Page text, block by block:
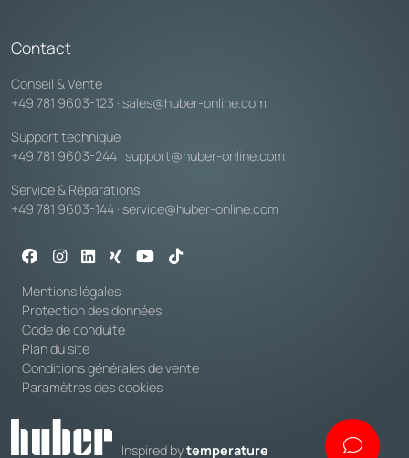
Contact
Conseil & Vente
+49 781 9603-123 · sales@huber-online.com
Support technique
+49 781 9603-244 · support@huber-online.com
Service & Réparations
+49 781 9603-144 · service@huber-online.com
Mentions légales
Protection des données
Code de conduite
Plan du site
Conditions générales de vente
Paramètres des cookies
Inspired bytemperature